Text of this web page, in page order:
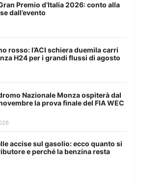
Premio d’Italia 2026: conto alla
dall’evento
rosso: l’ACI schiera duemila carri
H24 per i grandi flussi di agosto
Nazionale Monza ospiterà dal
la prova finale del FIA WEC
accise sul gasolio: ecco quanto si
e perché la benzina resta